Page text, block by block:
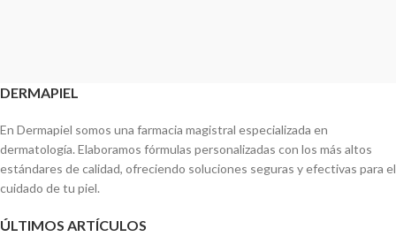
DERMAPIEL
En Dermapiel somos una farmacia magistral especializada en
dermatología. Elaboramos fórmulas personalizadas con los más altos
estándares de calidad, ofreciendo soluciones seguras y efectivas para el
cuidado de tu piel.
ÚLTIMOS ARTÍCULOS